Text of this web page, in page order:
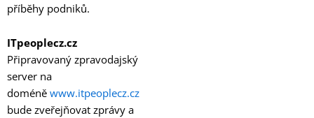
příběhy podniků.
ITpeoplecz.cz
Připravovaný zpravodajský
server na
doméně www.itpeoplecz.cz
bude zveřejňovat zprávy a